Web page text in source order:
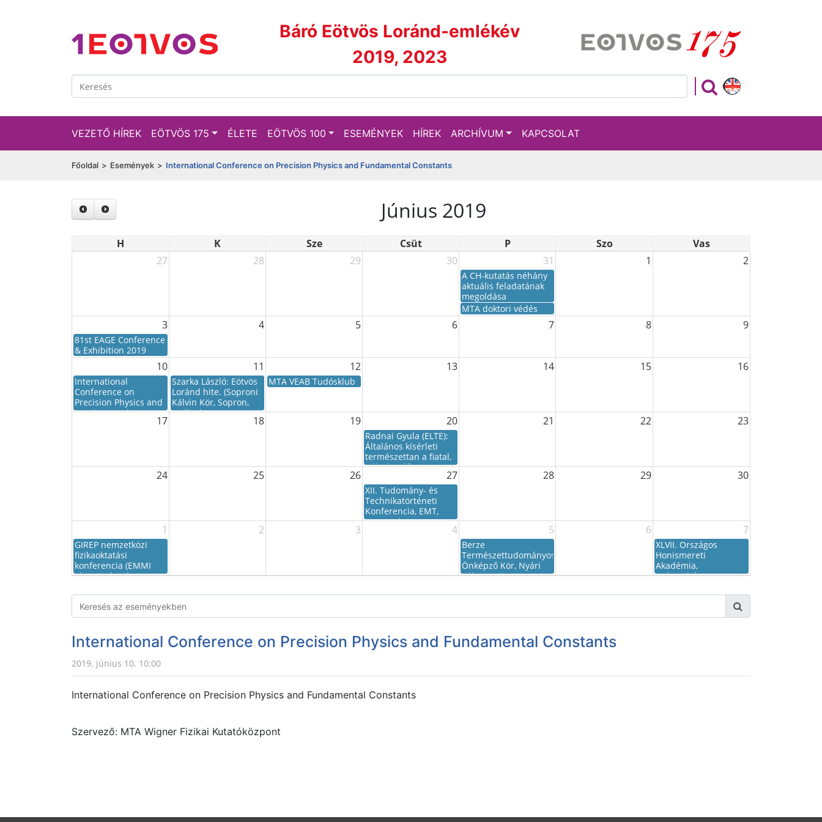
Báró Eötvös Loránd-emlékév
2019, 2023
VEZETŐ HÍREK EÖTVÖS 175 ÉLETE EÖTVÖS 100 ESEMÉNYEK HÍREK ARCHÍVUM KAPCSOLAT
Főoldal > Események > International Conference on Precision Physics and Fundamental Constants
Június 2019
H K Sze Csüt P Szo
Vas
27
28 29 30 31 1 2
A CH-kutatás néhány
aktuális feladatának
megoldása
MTA doktori védés
3 4 5 6 7 8 9
81st EAGE Conference
& Exhibition 2019
10 11 12 13 14 15 16
International
Conference on
Precision Physics and
Fundamental
Szarka László: Eötvös
Loránd hite. (Soproni
Kálvin Kör, Sopron,
Deák tér 2., 18:00)
MTA VEAB Tudósklub
17 18 19 20 21 22 23
Radnai Gyula (ELTE):
Általános kísérleti
természettan a fiatal,
pályakezdő Eötvös
Loránd előadásában
24 25 26 27 28 29 30
XII. Tudomány- és
Technikatörténeti
Konferencia, EMT,
Temesvár
1 2 3 4 5 6 7
GIREP nemzetközi
fizikaoktatási
konferencia (EMMI
támogatással)
Berze
Természettudományos
Önképző Kör, Nyári
Tábor
XLVII. Országos
Honismereti
Akadémia,
Nyíregyháza,
International Conference on Precision Physics and Fundamental Constants
2019. június 10. 10:00
International Conference on Precision Physics and Fundamental Constants
Szervező: MTA Wigner Fizikai Kutatóközpont